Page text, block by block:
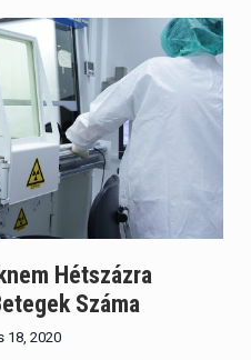
Hétszázra
Száma
18, 2020